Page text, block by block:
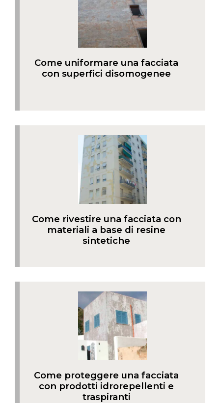
Come uniformare una facciata
con superfici disomogenee
Come rivestire una facciata con
materiali a base di resine
sintetiche
Come proteggere una facciata
con prodotti idrorepellenti e
traspiranti